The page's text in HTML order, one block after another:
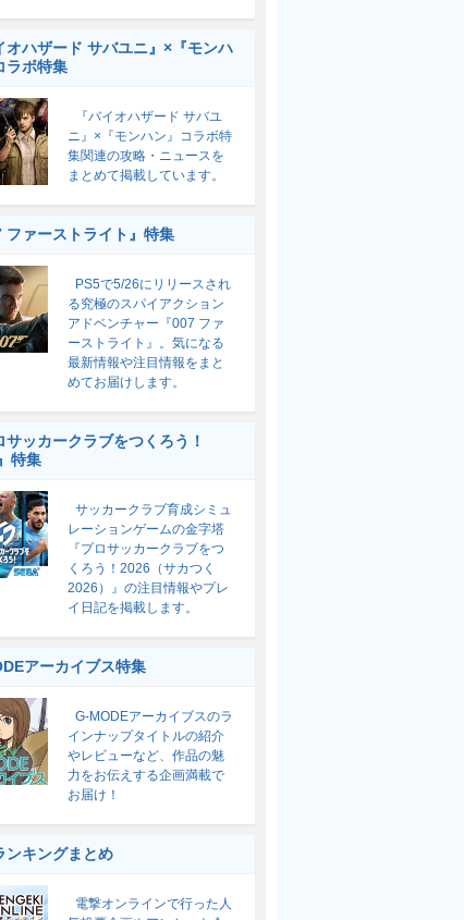
オハザード サバユニ』×『モンハ
ラボ特集
『バイオハザード サバユ
ニ』×『モンハン』コラボ特
集関連の攻略・ニュースを
まとめて掲載しています。
ファーストライト』特集
PS5で5/26にリリースされ
る究極のスパイアクション
アドベンチャー『007 ファ
ーストライト』。気になる
最新情報や注目情報をまと
めてお届けします。
サッカークラブをつくろう！
特集
サッカークラブ育成シミュ
レーションゲームの金字塔
『プロサッカークラブをつ
くろう！2026（サカつく
2026）』の注目情報やプレ
イ日記を掲載します。
アーカイブス特集
G-MODEアーカイブスのラ
インナップタイトルの紹介
やレビューなど、作品の魅
力をお伝えする企画満載で
お届け！
ンキングまとめ
電撃オンラインで行った人